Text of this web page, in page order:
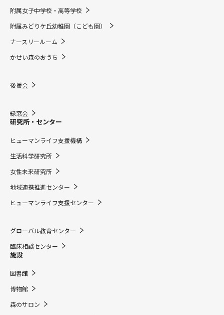
附属女子中学校・高等学校
附属みどりケ丘幼稚園（こども園）
ナースリールーム
かせい森のおうち
後援会
緑窓会
研究所・センター
ヒューマンライフ支援機構
生活科学研究所
女性未来研究所
地域連携推進センター
ヒューマンライフ支援センター
グローバル教育センター
臨床相談センター
施設
図書館
博物館
森のサロン